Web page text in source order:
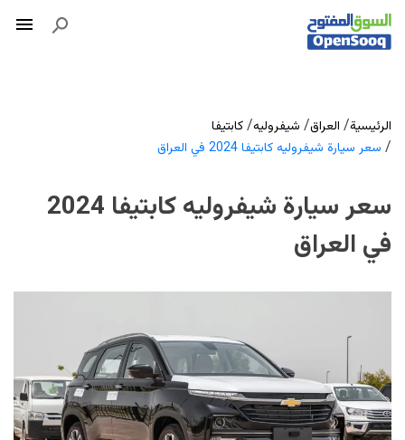
الرئيسية/ العراق/ شيفروليه/كابتيفا
/ سعر سيارة شيفروليه كابتيفا 2024 في العراق
سعر سيارة شيفروليه كابتيفا 2024
في العراق